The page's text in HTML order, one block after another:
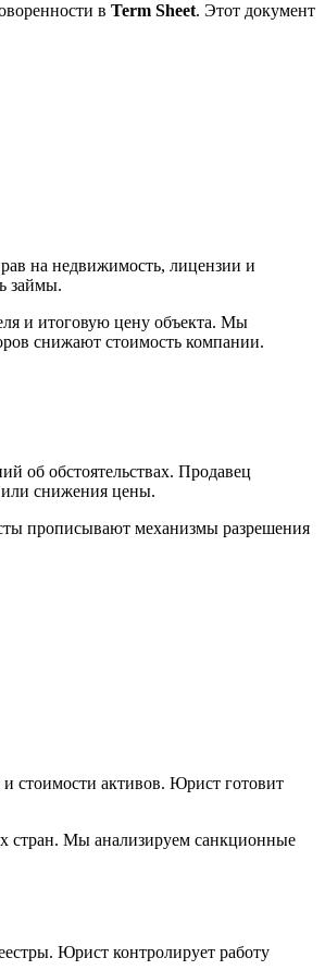
в Term Sheet. Этот документ
на недвижимость, лицензии и
займы.
и итоговую цену объекта. Мы
снижают стоимость компании.
об обстоятельствах. Продавец
или снижения цены.
прописывают механизмы разрешения
стоимости активов. Юрист готовит
стран. Мы анализируем санкционные
Юрист контролирует работу